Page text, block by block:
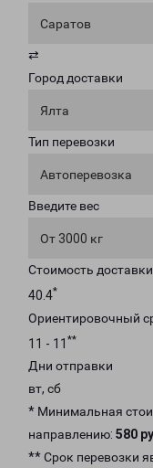
Саратов
⇄
Город доставки
Ялта
Тип перевозки
Автоперевозка
Введите вес
От 3000 кг
Стоимость
40.4*
Ориентировочный
11 - 11 **
Дни отправки
вт, сб
* Минимальная
направлению: 580
** Срок перевозки